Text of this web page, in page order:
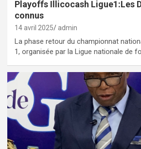
Playoffs Illicocash Ligue1:Les
connus
14 avril 2025 admin
La phase retour du championnat
1, organisée par la Ligue nationale de